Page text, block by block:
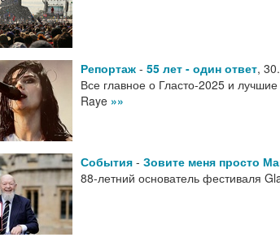
Репортаж - 55 лет - один ответ,
Все главное о Гласто-2025 и
Raye »»
События - Зовите меня просто
88-летний основатель фестиваля